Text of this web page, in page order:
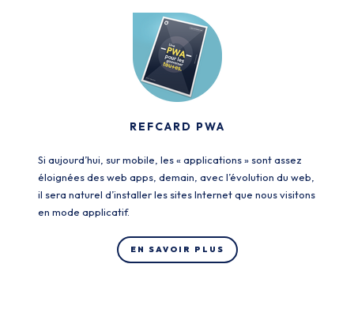
REFCARD PWA
Si aujourd’hui, sur mobile, les « applications » sont assez
éloignées des web apps, demain, avec l’évolution du web,
il sera naturel d’installer les sites Internet que nous visitons
en mode applicatif.
EN SAVOIR PLUS